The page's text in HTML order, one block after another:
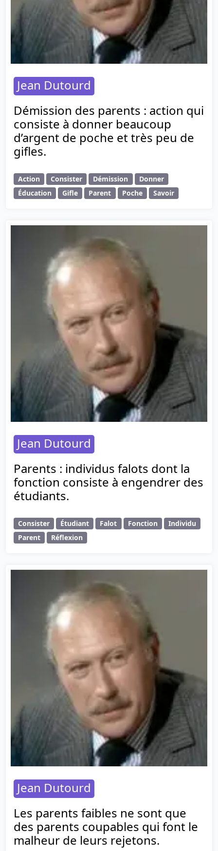
Jean Dutourd
Démission des parents : action qui
consiste à donner beaucoup
d’argent de poche et très peu de
gifles.
Action Consister Démission
Donner
Éducation
Gifle Parent Poche Savoir
Jean Dutourd
Parents : individus falots dont la
fonction consiste à engendrer des
étudiants.
Consister Étudiant Falot Fonction
Individu
Parent
Réflexion
Jean Dutourd
Les parents faibles ne sont que
des parents coupables qui font le
malheur de leurs rejetons.